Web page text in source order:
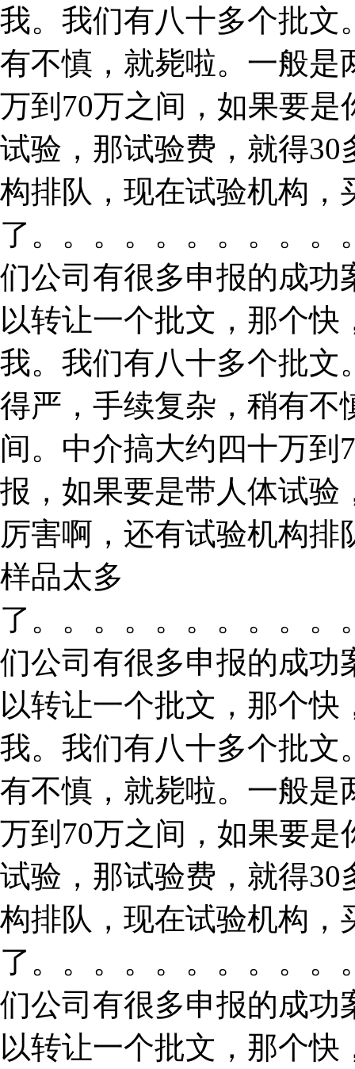
我。我们有八十多个批文
有不慎，就毙啦。一般是
万到70万之间，如果要
试验，那试验费，就得
构排队，现在试验机构，
了。。。。。。。。。
们公司有很多申报的成功
以转让一个批文，那个
我。我们有八十多个批文
得严，手续复杂，稍有不
间。中介搞大约四十万到
报，如果要是带人体试验
厉害啊，还有试验机构
样品太多
了。。。。。。。。。
们公司有很多申报的成功
以转让一个批文，那个
我。我们有八十多个批文
有不慎，就毙啦。一般是
万到70万之间，如果要
试验，那试验费，就得
构排队，现在试验机构，
了。。。。。。。。。
们公司有很多申报的成功
以转让一个批文，那个